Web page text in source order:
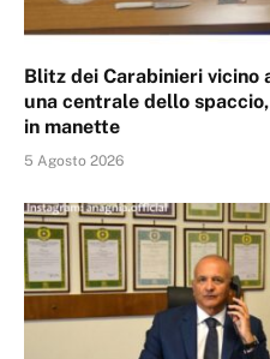
Blitz dei Carabinieri vicino
una centrale dello
in manette
5 Agosto 2026